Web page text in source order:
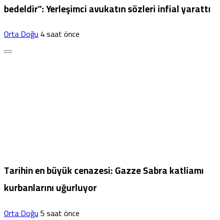
bedeldir”: Yerleşimci avukatın sözleri infial yarattı
Orta Doğu4 saat önce
Tarihin en büyük cenazesi: Gazze Sabra katliamı
kurbanlarını uğurluyor
Orta Doğu5 saat önce